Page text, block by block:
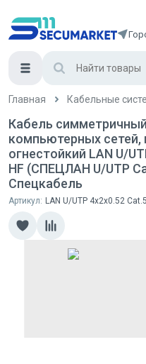
Главная Кабельные
Кабель
компьютерных сетей,
огнестойкий LAN U/
HF (СПЕЦЛАН U/UTP
Спецкабель
Артикул: LAN U/UTP 4x2x0.52